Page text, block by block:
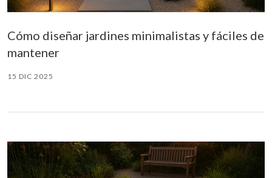
Cómo diseñar jardines minimalistas y fáciles de
mantener
15 DIC 2025